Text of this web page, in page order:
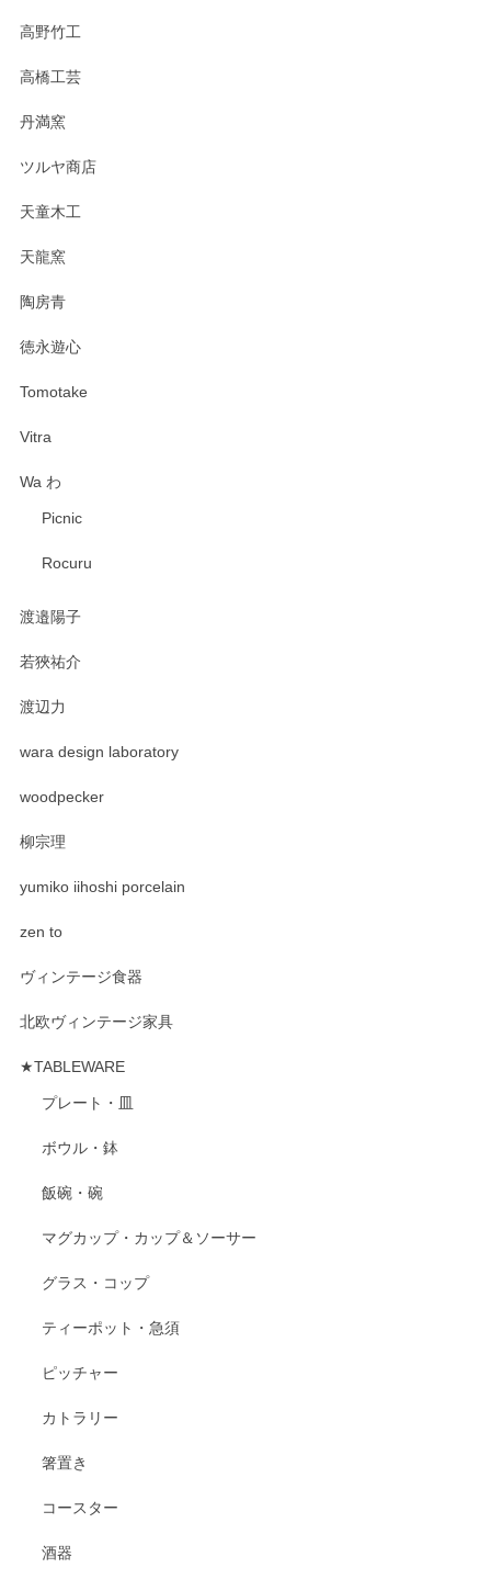
高野竹工
高橋工芸
丹満窯
ツルヤ商店
天童木工
天龍窯
陶房青
徳永遊心
Tomotake
Vitra
Wa わ
Picnic
Rocuru
渡邉陽子
若狹祐介
渡辺力
wara design laboratory
woodpecker
柳宗理
yumiko iihoshi porcelain
zen to
ヴィンテージ食器
北欧ヴィンテージ家具
★TABLEWARE
プレート・皿
ボウル・鉢
飯碗・碗
マグカップ・カップ＆ソーサー
グラス・コップ
ティーポット・急須
ピッチャー
カトラリー
箸置き
コースター
酒器